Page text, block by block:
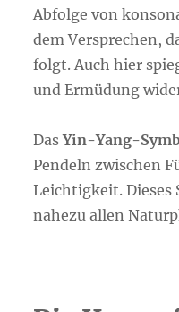
Abfolge von
dem Versprechen,
folgt. Auch hier
und Ermüdung
DasYin-Yang-
Pendeln zwischen
Leichtigkeit. Dieses
nahezu allen